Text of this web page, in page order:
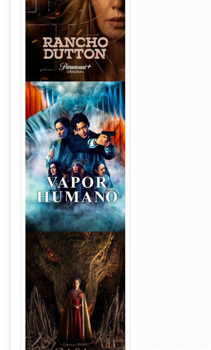
Temporada Torrent (2026)
WEB-DL 1080p Dual Áudio
Vapor Humano 1ª Temporada
Torrent (2026) WEB-DL 1080p
Dual Áudio
A Casa do Dragão 1ª
Temporada Torrent (2022)
WEB-DL 720p/1080p Dual
Áudio